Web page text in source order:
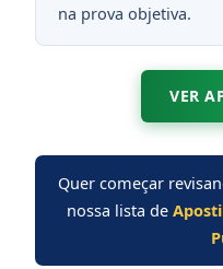
na prova objetiva.
VER
Quer começar
nossa lista de